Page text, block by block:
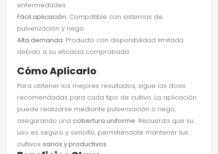
enfermedades.
Fácil aplicación: Compatible con sistemas de
pulverización y riego.
Alta demanda: Producto con disponibilidad limitada
debido a su eficacia comprobada.
Cómo Aplicarlo
Para obtener los mejores resultados, sigue las dosis
recomendadas para cada tipo de cultivo. La aplicación
puede realizarse mediante pulverización o riego,
asegurando una cobertura uniforme. Recuerda que su
uso es seguro y sencillo, permitiéndote mantener tus
cultivos sanos y productivos.